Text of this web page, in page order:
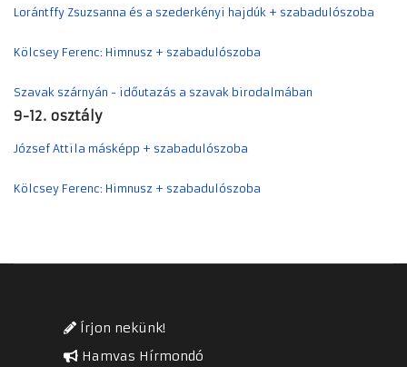
Lorántffy Zsuzsanna és a szederkényi hajdúk + szabadulószoba
Kölcsey Ferenc: Himnusz + szabadulószoba
Szavak szárnyán - időutazás a szavak birodalmában
9-12. osztály
József Attila másképp + szabadulószoba
Kölcsey Ferenc: Himnusz + szabadulószoba
Írjon nekünk!
Hamvas Hírmondó